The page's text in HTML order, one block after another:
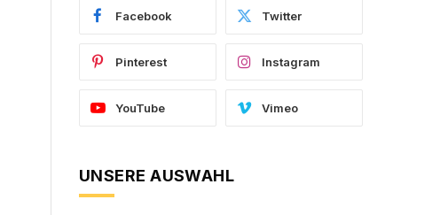
Facebook Twitter
Pinterest Instagram
YouTube Vimeo
UNSERE AUSWAHL